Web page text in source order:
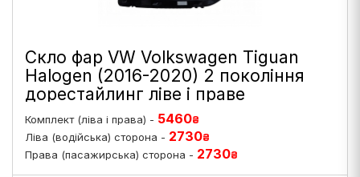
Скло фар VW Volkswagen Tiguan
Halogen (2016-2020) 2 покоління
дорестайлинг ліве і праве
Комплект (ліва і права) - 5460₴
Ліва (водійська) сторона - 2730₴
Права (пасажирська) сторона - 2730₴